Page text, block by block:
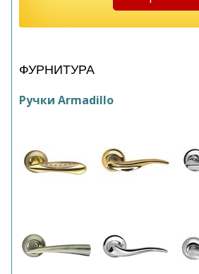
ФУРНИТУРА
Ручки Armadillo